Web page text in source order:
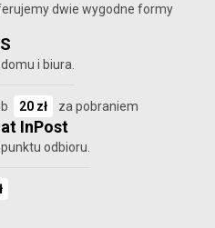
dwie wygodne formy
i biura.
20 zł za pobraniem
InPost
odbioru.